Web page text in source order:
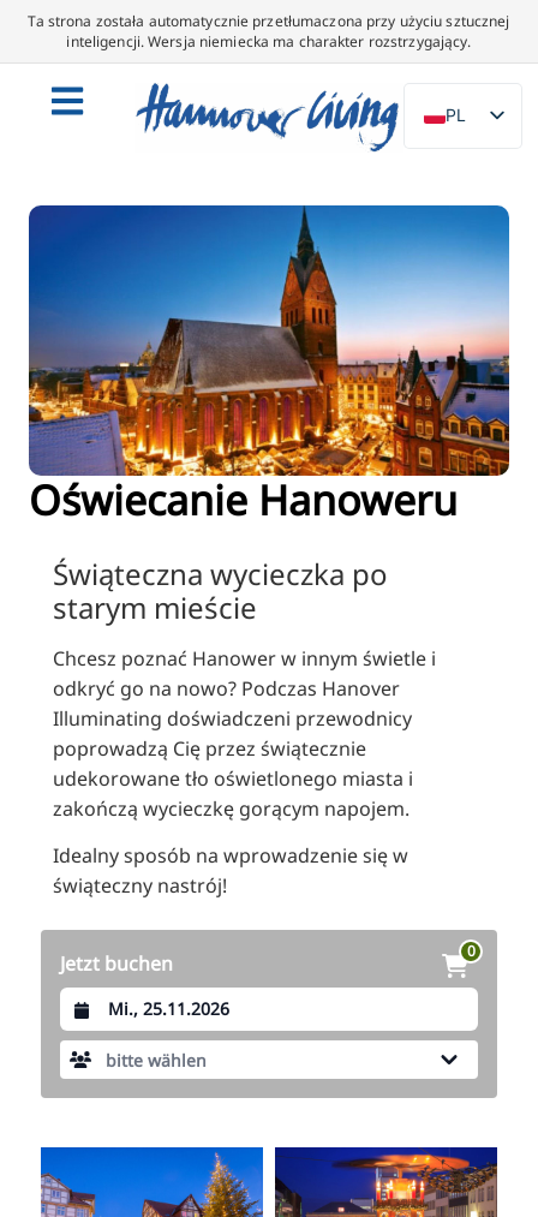
Ta strona została automatycznie przetłumaczona przy użyciu sztucznej
inteligencji. Wersja niemiecka ma charakter rozstrzygający.
PL
DE
ES
IT
DA
SV
FR
PT
TR
Oświecanie Hanoweru
Świąteczna wycieczka po
starym mieście
Chcesz poznać Hanower w innym świetle i
odkryć go na nowo? Podczas Hanover
Illuminating doświadczeni przewodnicy
poprowadzą Cię przez świątecznie
udekorowane tło oświetlonego miasta i
zakończą wycieczkę gorącym napojem.
Idealny sposób na wprowadzenie się w
świąteczny nastrój!
Jetzt buchen 0
Datum auswählen
bitte wählen